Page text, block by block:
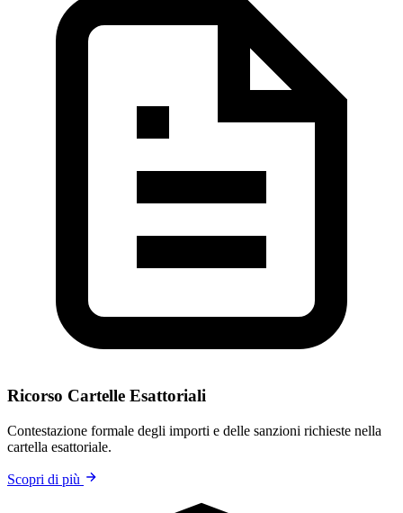
Ricorso Cartelle Esattoriali
Contestazione formale degli importi e delle sanzioni richieste nella
cartella esattoriale.
Scopri di più